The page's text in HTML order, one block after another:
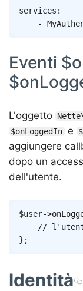
services :
-
Eventi
L'oggetto
$onLoggedIn e
aggiungere
dopo un
dell'utente.
$user->
//
} ;
Identità